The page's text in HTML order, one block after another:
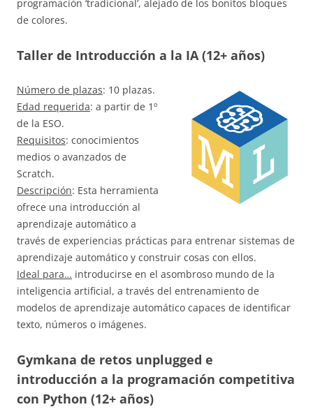
programación ‘tradicional’, alejado de los bonitos bloques
de colores.
Taller de Introducción a la IA (12+ años)
Número de plazas: 10 plazas.
Edad requerida: a partir de 1º
de la ESO.
Requisitos: conocimientos
medios o avanzados de
Scratch.
Descripción: Esta herramienta
ofrece una introducción al
aprendizaje automático a
través de experiencias prácticas para entrenar sistemas de
aprendizaje automático y construir cosas con ellos.
Ideal para… introducirse en el asombroso mundo de la
inteligencia artificial, a través del entrenamiento de
modelos de aprendizaje automático capaces de identificar
texto, números o imágenes.
Gymkana de retos unplugged e
introducción a la programación competitiva
con Python (12+ años)